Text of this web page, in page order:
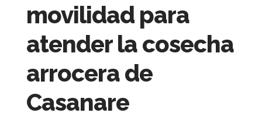
movilidad para
atender la cosecha
arrocera de
Casanare